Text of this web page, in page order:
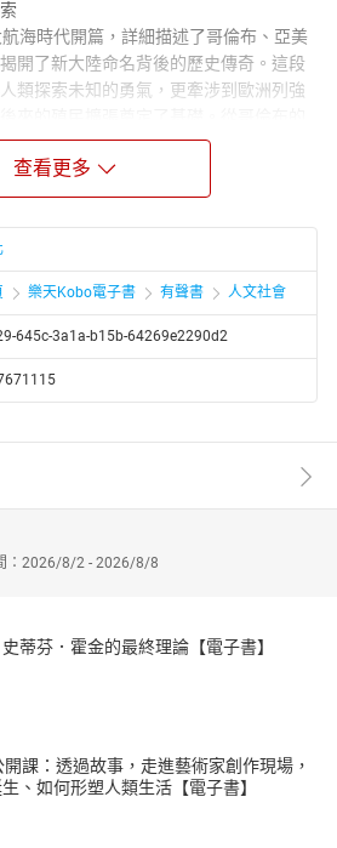
海時代開篇，詳細描述了哥倫布、亞美
開了新大陸命名背後的歷史傳奇。這段
類探索未知的勇氣，更牽涉到歐洲列強
航海家開啟的直通東方之路，本書再現
與榮耀。
緊密，歐洲列強逐漸在美洲建立起殖民
法國、荷蘭等國在新大陸的殖民活動，
格蘭的誕生，再到荷蘭東印度公司的興
與衝突。
萊辛頓槍聲響起到華盛頓的領導以及戰
勝利等關鍵事件。在此過程中，反映了
造
聯到聯邦的轉變過程，特別是《聯邦黨
憲法誕生的重要影響。書中也探討了華
下，透過中立政策維持國家穩定，並逐
。此外，書中分析了美國憲法的生命力
紀的美國開始向西部擴張，這一過程不
也牽涉到與其他殖民勢力的衝突。本書
查看更多
樂天Kobo電子書 有聲書 人文社會
645c-3a1a-b15b-64269e2290d2
：2026/8/2 - 2026/8/8
蒂芬．霍金的最終理論【電子書】
課：透過故事，走進藝術家創作現場，
、如何形塑人類生活【電子書】